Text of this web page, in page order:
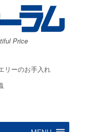
Price
リーのお手入れ